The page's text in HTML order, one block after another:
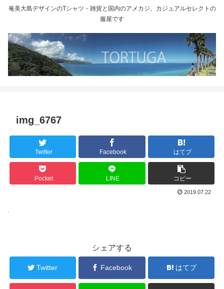
奄美大島デザインのTシャツ・雑貨と国内のアメカジ、カジュアルセレクトの
服屋です
img_6767
Twitter Facebook はてブ
Pocket LINE コピー
2019.07.22
シェアする
Twitter Facebook はてブ